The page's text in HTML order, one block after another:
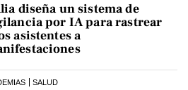
diseña un sistema de
por IA para rastrear
asistentes a
SALUD